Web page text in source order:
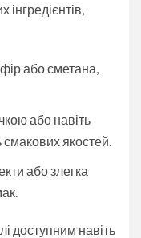
інгредієнтів,
або сметана,
або навіть
якостей.
або злегка
доступним навіть